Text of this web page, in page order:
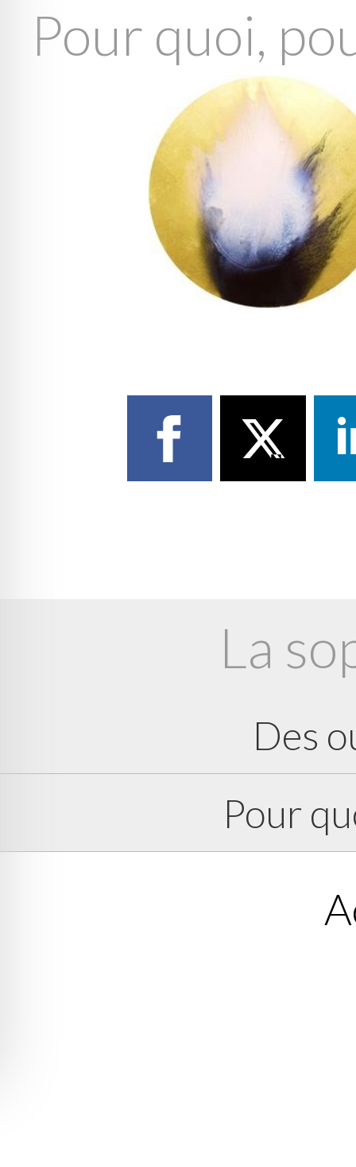
Pour quoi,
La
Des
Pour